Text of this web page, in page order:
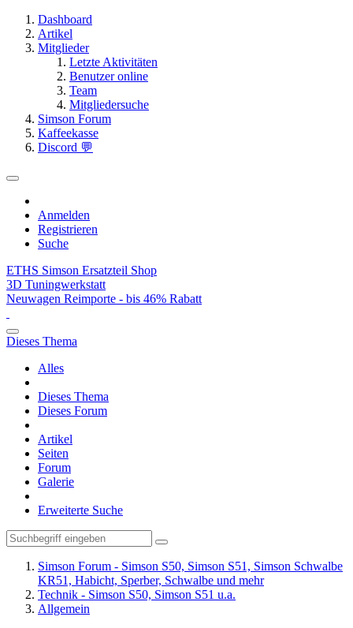
Dashboard
Artikel
Mitglieder
Letzte Aktivitäten
Benutzer online
Team
Mitgliedersuche
Simson Forum
Kaffeekasse
Discord 💬
Anmelden
Registrieren
Suche
ETHS Simson Ersatzteil Shop
3D Tuningwerkstatt
Neuwagen Reimporte - bis 46% Rabatt
Dieses Thema
Alles
Dieses Thema
Dieses Forum
Artikel
Seiten
Forum
Galerie
Erweiterte Suche
Simson Forum - Simson S50, Simson S51, Simson Schwalbe
KR51, Habicht, Sperber, Schwalbe und mehr
Technik - Simson S50, Simson S51 u.a.
Allgemein